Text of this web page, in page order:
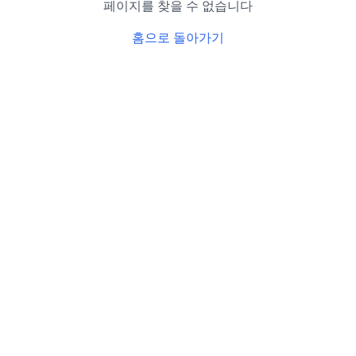
페이지를 찾을 수 없습니다
홈으로 돌아가기